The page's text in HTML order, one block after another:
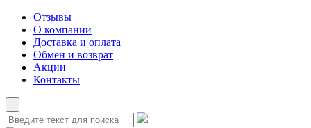
Отзывы
О компании
Доставка и оплата
Обмен и возврат
Акции
Контакты